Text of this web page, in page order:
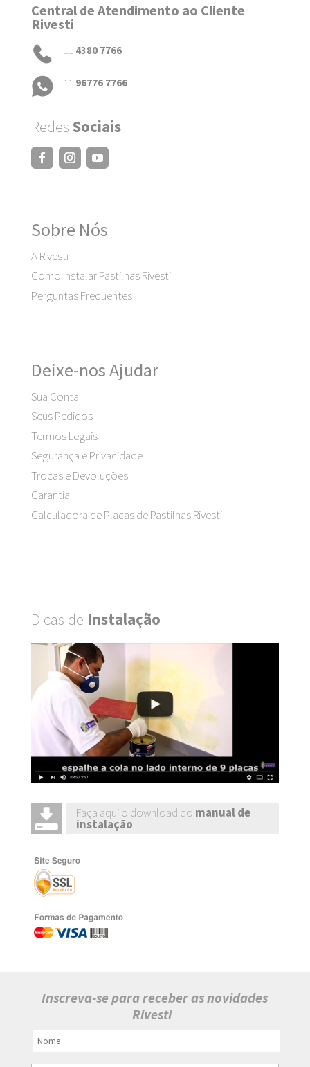
Central de Atendimento ao Cliente
Rivesti
11 4380 7766
11 96776 7766
Redes Sociais
Sobre Nós
A Rivesti
Como Instalar Pastilhas Rivesti
Perguntas Frequentes
Deixe-nos Ajudar
Sua Conta
Seus Pedidos
Termos Legais
Segurança e Privacidade
Trocas e Devoluções
Garantia
Calculadora de Placas de Pastilhas Rivesti
Dicas de Instalação
Faça aqui o download do manual de
instalação
Inscreva-se para receber as novidades
Rivesti